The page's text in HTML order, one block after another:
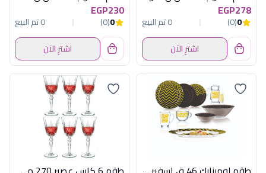
EGP278
0
(0)
0 تم البيع
اشترِ الآن
EGP230
0
(0)
0 تم البيع
اشترِ الآن